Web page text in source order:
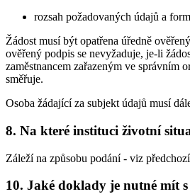
rozsah požadovaných údajů a
Žádost musí být opatřena úředně
ověřený podpis se nevyžaduje, je-li
zaměstnancem zařazeným ve správním
směřuje.
Osoba žádající za subjekt údajů musí
8. Na které instituci životní
Záleží na způsobu podání - viz
10. Jaké doklady je nutné mít s